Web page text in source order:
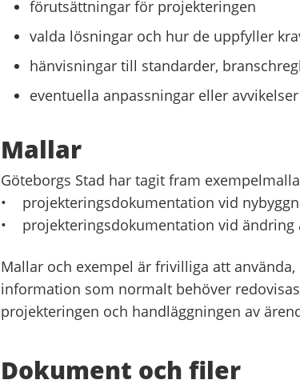
förutsättningar för projekteringen
valda lösningar och hur de uppfyller
hänvisningar till standarder,
eventuella anpassningar eller avvikelser
Mallar
Göteborgs Stad har tagit fram
• projekteringsdokumentation vid
• projekteringsdokumentation vid ändring
Mallar och exempel är frivilliga att
information som normalt behöver
projekteringen och handläggningen av
Dokument och filer